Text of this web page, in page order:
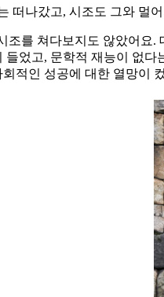
떠나갔고, 시조도 그와 멀
조를 쳐다보지도 않았어요
들었고, 문학적 재능이 없
적인 성공에 대한 열망이